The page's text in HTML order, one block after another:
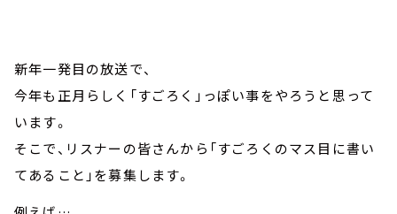
TBS Podcast
お知らせ
イベント・グッズ
YouTube
会社情報
新年一発目の放送で、
今年も正月らしく「すごろく」っぽい事をやろうと思って
います。
そこで、リスナーの皆さんから「すごろくのマス目に書い
てあること」を募集します。